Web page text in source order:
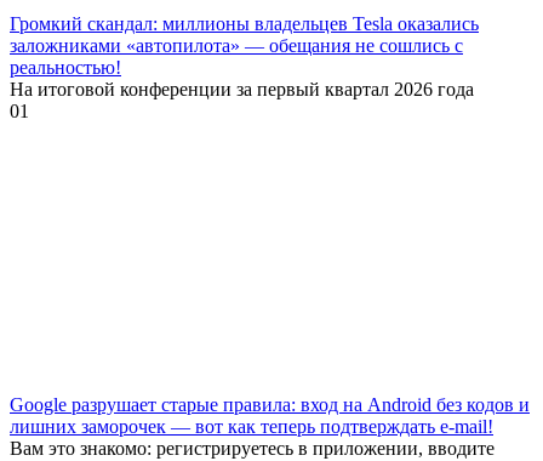
Громкий скандал: миллионы владельцев Tesla оказались
заложниками «автопилота» — обещания не сошлись с
реальностью!
На итоговой конференции за первый квартал 2026 года
01
Google разрушает старые правила: вход на Android без кодов и
лишних заморочек — вот как теперь подтверждать e-mail!
Вам это знакомо: регистрируетесь в приложении, вводите